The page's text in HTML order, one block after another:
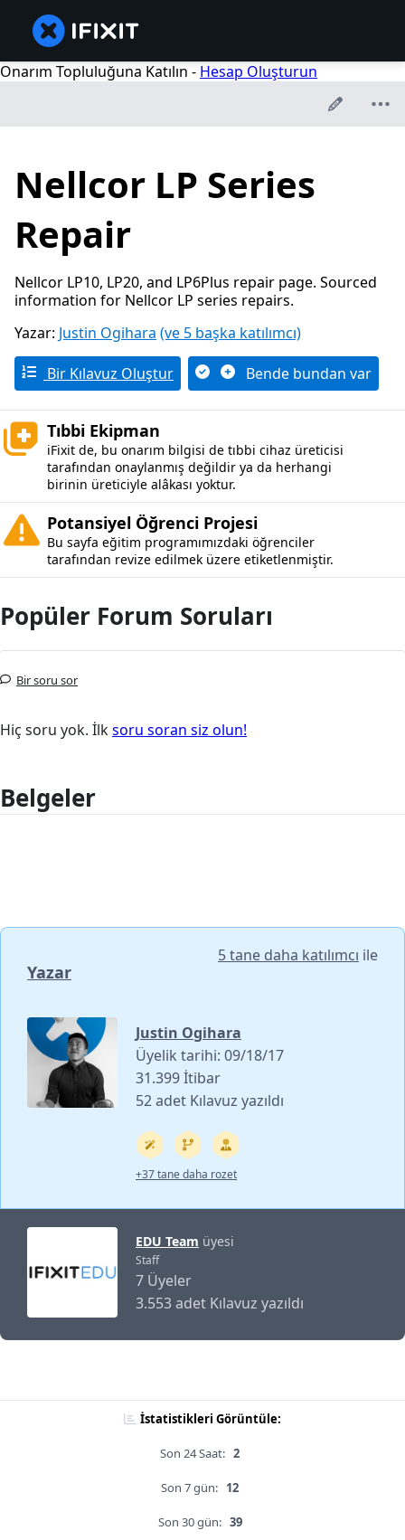
Onarım Topluluğuna Katılın - Hesap Oluşturun
Nellcor LP Series
Repair
Nellcor LP10, LP20, and LP6Plus repair page. Sourced
information for Nellcor LP series repairs.
Yazar: Justin Ogihara (ve 5 başka katılımcı)
Bir Kılavuz Oluştur Bende bundan var
Tıbbi Ekipman
iFixit de, bu onarım bilgisi de tıbbi cihaz üreticisi
tarafından onaylanmış değildir ya da herhangi
birinin üreticiyle alâkası yoktur.
Potansiyel Öğrenci Projesi
Bu sayfa eğitim programımızdaki öğrenciler
tarafından revize edilmek üzere etiketlenmiştir.
Popüler Forum Soruları
Bir soru sor
Hiç soru yok. İlksoru soran siz olun!
Belgeler
Yazar
5 tane daha katılımcı ile
Justin Ogihara
Üyelik tarihi: 09/18/17
31.399 İtibar
52 adet Kılavuz yazıldı
+37 tane daha rozet
EDU Team üyesi
Staff
7 Üyeler
3.553 adet Kılavuz yazıldı
İstatistikleri Görüntüle:
Son 24 Saat: 2
Son 7 gün: 12
Son 30 gün: 39